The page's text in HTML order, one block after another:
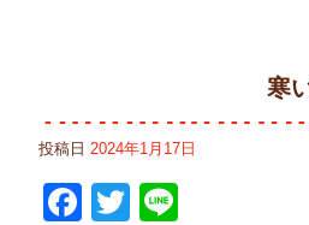
寒
投稿日 2024年1月17日
Facebook
Twitter